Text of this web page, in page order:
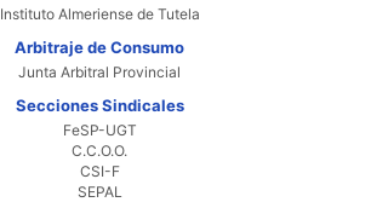
Instituto Almeriense de Tutela
Arbitraje de Consumo
Junta Arbitral Provincial
Secciones Sindicales
FeSP-UGT
C.C.O.O.
CSI-F
SEPAL